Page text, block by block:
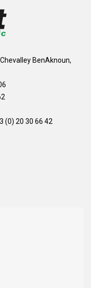
BenAknoun,
(0) 20 30 66 42